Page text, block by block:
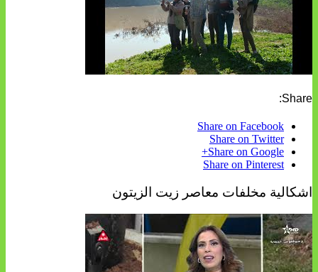
Share:
Share on Facebook
Share on Twitter
Share on Google+
Share on Pinterest
اشكالية مخلفات معاصر زيت الزيتون